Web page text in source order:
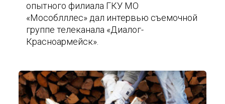
опытного филиала ГКУ МО
«Мособлллес» дал интервью съемочной
группе телеканала «Диалог-
Красноармейск».